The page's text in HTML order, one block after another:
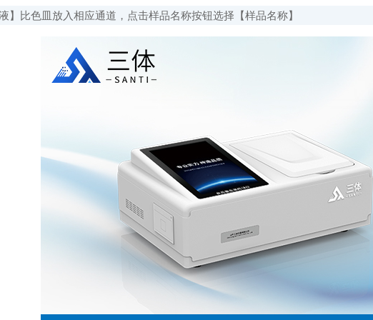
色皿放入相应通道，点击样品名称按钮选择【样品名称】